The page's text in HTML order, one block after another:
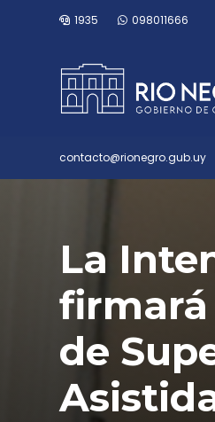
1935 098011666
contacto@rionegro.gub.uy
La
firmará
de